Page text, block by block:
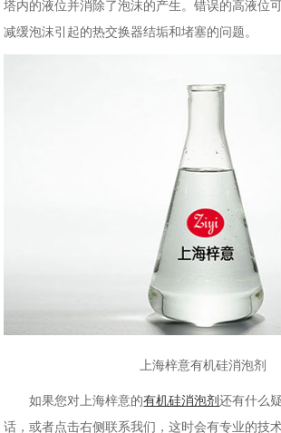
塔内的液位并消除了泡沫的产生。错误的高液位
减缓泡沫引起的热交换器结垢和堵塞的问题。
上海梓意有机硅消泡剂
如果您对上海梓意的有机硅消泡剂还有什么
话，或者点击右侧联系我们，这时会有专业的技